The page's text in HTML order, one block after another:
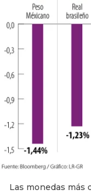
Las monedas más